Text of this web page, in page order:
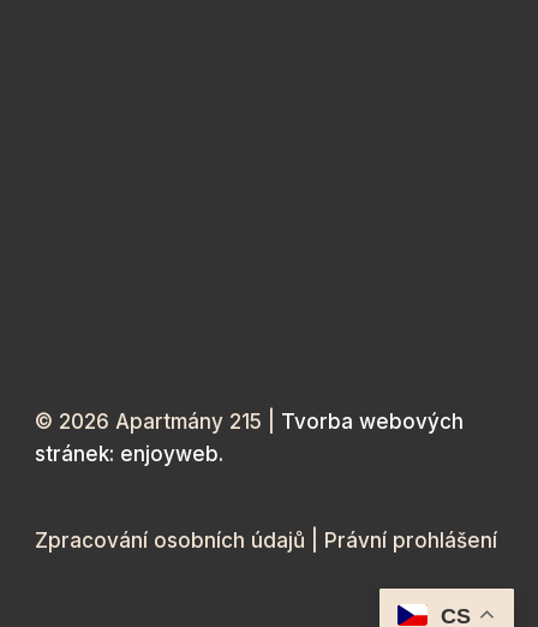
© 2026 Apartmány 215 |
Tvorba webových
stránek: enjoyweb.
Zpracování osobních údajů Právní prohlášení
CS